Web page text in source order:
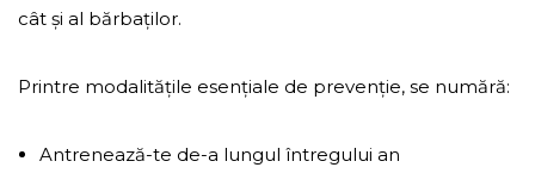
cât și al bărbaților.
Printre modalitățile esențiale de prevenție, se numără:
Antrenează-te de-a lungul întregului an